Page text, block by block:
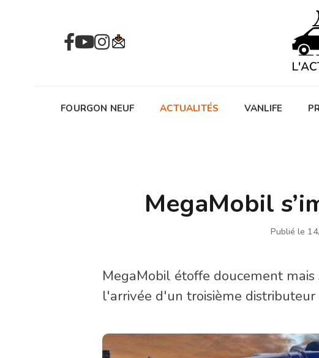
FOURGON NEUF ACTUALITÉS VANLIFE
MegaMobil
Publié le
MegaMobil étoffe doucement
l'arrivée d'un troisième